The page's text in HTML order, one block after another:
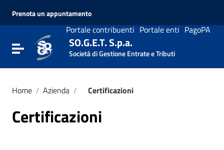
Vai al menu di navigazione
Prenota un appuntamento
Portale contribuenti Portale enti PagoPA
Attiva / disattiva la navigazione
SO.G.E.T. S.p.a.
Società di Gestione Entrate e Tributi
Home / Azienda / Certificazioni
Certificazioni